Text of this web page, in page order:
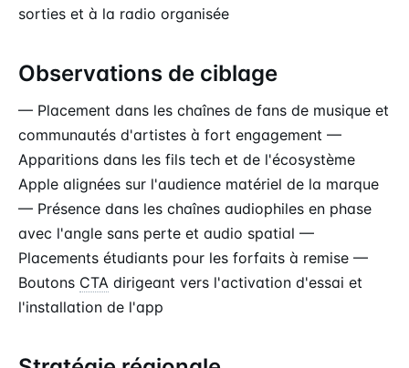
sorties et à la radio organisée
Observations de ciblage
— Placement dans les chaînes de fans de musique et
communautés d'artistes à fort engagement —
Apparitions dans les fils tech et de l'écosystème
Apple alignées sur l'audience matériel de la marque
— Présence dans les chaînes audiophiles en phase
avec l'angle sans perte et audio spatial —
Placements étudiants pour les forfaits à remise —
Boutons CTA dirigeant vers l'activation d'essai et
l'installation de l'app